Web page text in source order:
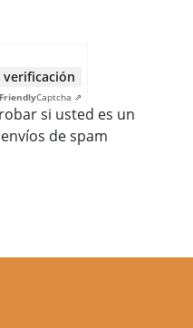
verificación
FriendlyCaptcha ⇗
si usted es un
de spam